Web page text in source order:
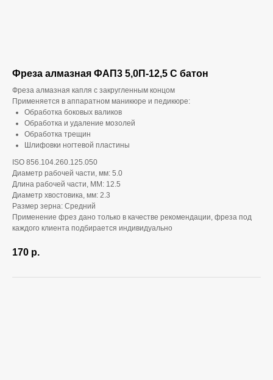
Фреза алмазная ФАП3 5,0П-12,5 С батон
Фреза алмазная капля с закругленным концом
Применяется в аппаратном маникюре и педикюре:
Обработка боковых валиков
Обработка и удаление мозолей
Обработка трещин
Шлифовки ногтевой пластины
ISO 856.104.260.125.050
Диаметр рабочей части, мм: 5.0
Длина рабочей части, ММ: 12.5
Диаметр хвостовика, мм: 2.3
Размер зерна: Средний
Применение фрез дано только в качестве рекомендации, фреза под
каждого клиента подбирается индивидуально
170 р.